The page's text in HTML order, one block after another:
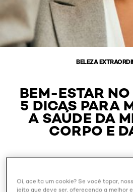
BELEZA
BEM-ESTAR
5 DICAS PARA
A SAÚDE DA
CORPO E
Oi, aceita um cookie? Se você topar,
jeito que deve ser, oferecendo a melhor